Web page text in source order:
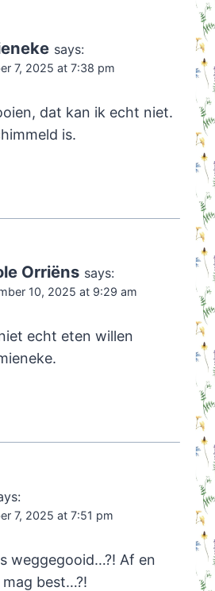
says:
7, 2025 at 7:38 pm
dat kan ik echt niet.
is.
Orriëns says:
10, 2025 at 9:29 am
echt eten willen
7, 2025 at 7:51 pm
weggegooid…?! Af en
mag best…?!